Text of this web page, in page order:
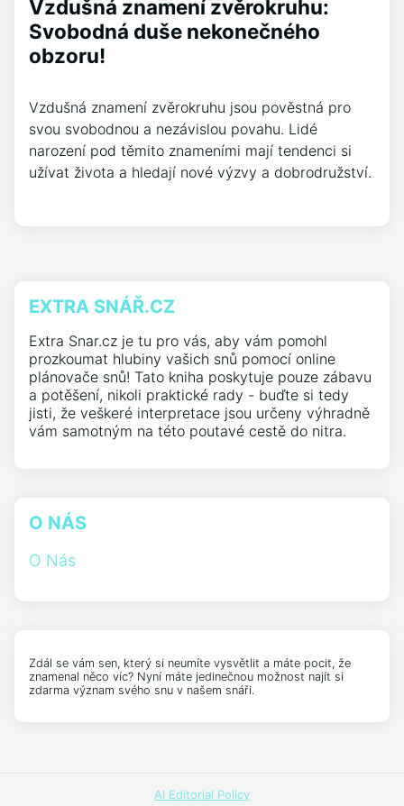
Vzdušná znamení zvěrokruhu:
Svobodná duše nekonečného
obzoru!
Vzdušná znamení zvěrokruhu jsou pověstná pro
svou svobodnou a nezávislou povahu. Lidé
narození pod těmito znameními mají tendenci si
užívat života a hledají nové výzvy a dobrodružství.
EXTRA SNÁŘ.CZ
Extra Snar.cz je tu pro vás, aby vám pomohl
prozkoumat hlubiny vašich snů pomocí online
plánovače snů! Tato kniha poskytuje pouze zábavu
a potěšení, nikoli praktické rady - buďte si tedy
jisti, že veškeré interpretace jsou určeny výhradně
vám samotným na této poutavé cestě do nitra.
O NÁS
O Nás
Zdál se vám sen, který si neumíte vysvětlit a máte pocit, že
znamenal něco víc? Nyní máte jedinečnou možnost najít si
zdarma význam svého snu v našem snáři.
AI Editorial Policy